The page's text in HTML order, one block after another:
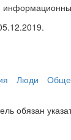
Люди
обязан